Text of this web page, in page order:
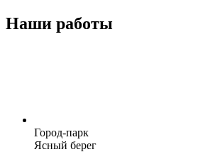
Наши работы
Город-парк
Ясный берег